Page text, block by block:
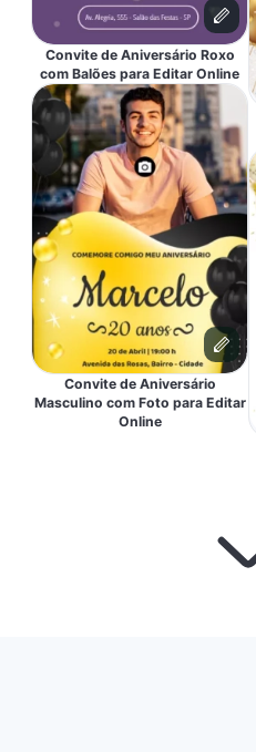
Convite de Aniversário Roxo
com Balões para Editar Online
Convite de Aniversário
Masculino com Foto para Editar
Online